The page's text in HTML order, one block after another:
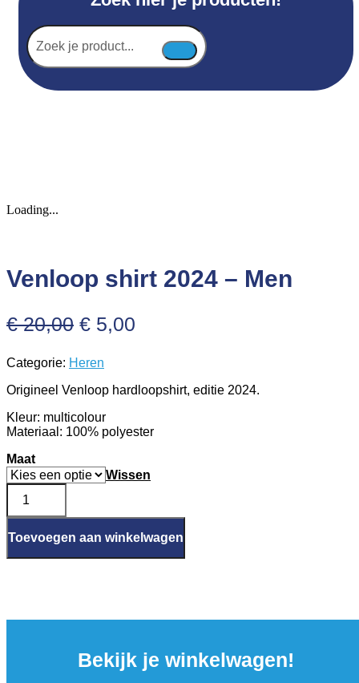
Zoek
je
product...
Loading...
Venloop shirt 2024 – Men
€20,00 Oorspronkelijke
was:
€ 20,00.
€ 5,00
€ 5,00.
Categorie: Heren
Origineel Venloop hardloopshirt, editie 2024.
Kleur: multicolour
Materiaal: 100% polyester
Maat
Wissen
Venloop
shirt
2024
-
aantal
Toevoegen aan winkelwagen
Bekijk je winkelwagen!